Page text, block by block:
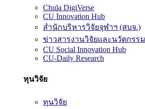
Chula DigiVerse
CU Innovation Hub
สำนักบริหารวิจัยจุฬาฯ (สบจ.)
ข่าวสารงานวิจัยและนวัตกรรม
CU Social Innovation Hub
CU-Daily Research
ทุนวิจัย
ทุนวิจัย